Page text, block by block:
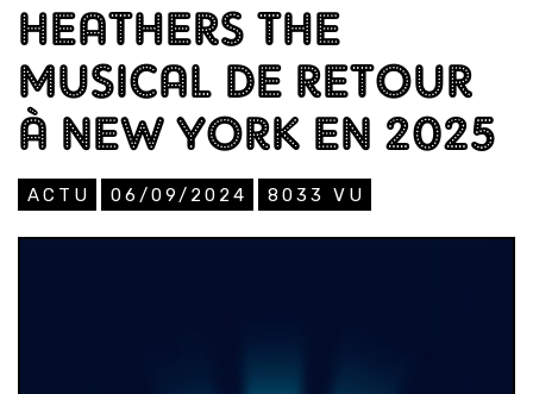
HEATHERS THE
MUSICAL DE RETOUR
À NEW YORK EN 2025
ACTU 06/09/2024 8033 VU